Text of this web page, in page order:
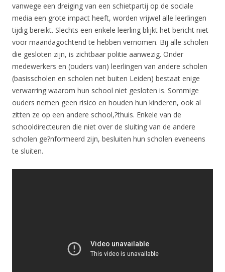
vanwege een dreiging van een schietpartij op de sociale
media een grote impact heeft, worden vrijwel alle leerlingen
tijdig bereikt. Slechts een enkele leerling blijkt het bericht niet
voor maandagochtend te hebben vernomen. Bij alle scholen
die gesloten zijn, is zichtbaar politie aanwezig. Onder
medewerkers en (ouders van) leerlingen van andere scholen
(basisscholen en scholen net buiten Leiden) bestaat enige
verwarring waarom hun school niet gesloten is. Sommige
ouders nemen geen risico en houden hun kinderen, ook al
zitten ze op een andere school,?thuis. Enkele van de
schooldirecteuren die niet over de sluiting van de andere
scholen ge?nformeerd zijn, besluiten hun scholen eveneens
te sluiten.